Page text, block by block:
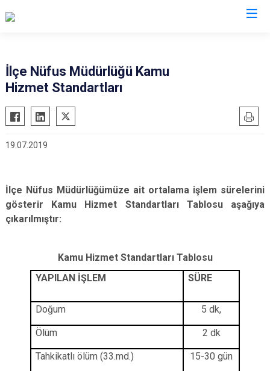
Akyaka
Arpaçay
Kağızman
Selim
Susuz
İlçe Nüfus Müdürlüğü Kamu
Hizmet Standartları
19.07.2019
İlçe Nüfus Müdürlüğümüze ait ortalama işlem sürelerini
gösterir Kamu Hizmet Standartları Tablosu aşağıya
çıkarılmıştır:
Kamu Hizmet Standartları Tablosu
YAPILAN İŞLEM
SÜRE
Doğum 5 dk,
Ölüm 2 dk
Tahkikatlı ölüm (33.md.) 15-30 gün